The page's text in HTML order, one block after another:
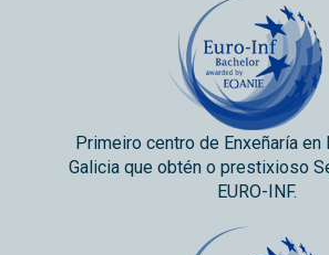
Primeiro centro de Enxeñaría en
Galicia que obtén o prestixioso
EURO-INF.